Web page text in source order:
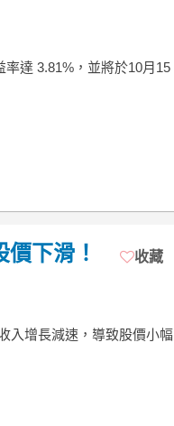
率達 3.81%，並將於10月15
下滑！ 收藏
入增長減速，導致股價小幅